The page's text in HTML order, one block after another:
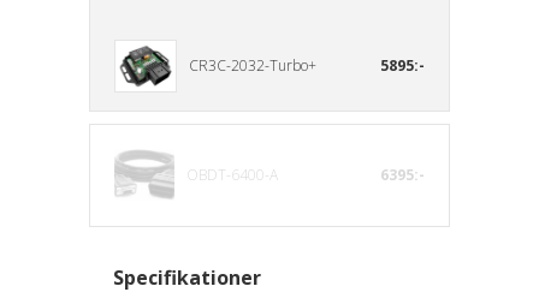
CR3C-2032-Turbo+ 5895:-
OBDT-6400-A 6395:-
Specifikationer